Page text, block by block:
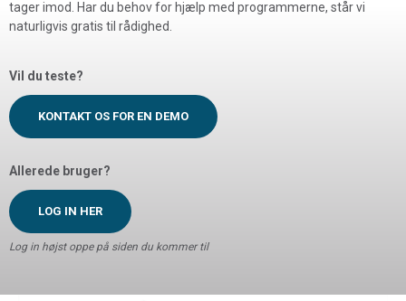
tager imod. Har du behov for hjælp med programmerne, står vi
naturligvis gratis til rådighed.
Vil du teste?
KONTAKT OS FOR EN DEMO
Allerede bruger?
LOG IN HER
Log in højst oppe på siden du kommer til